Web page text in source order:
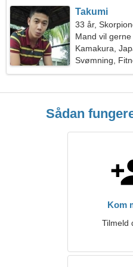
Takumi
33 år,
Mand vil
Kamakura,
Svømning,
Sådan
Kom
Tilmeld